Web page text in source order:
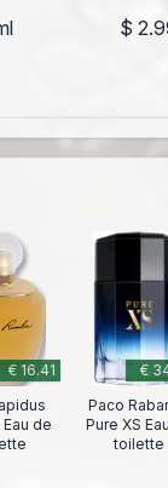
$
€ 16.41
de
€
Paco
Pure XS
toilette